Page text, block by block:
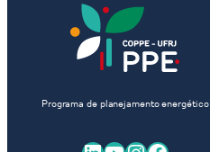
Programa de planejamento energético